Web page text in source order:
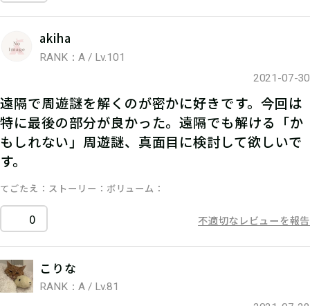
akiha
RANK：A / Lv.101
2021-07-30
遠隔で周遊謎を解くのが密かに好きです。今回は
特に最後の部分が良かった。遠隔でも解ける「か
もしれない」周遊謎、真面目に検討して欲しいで
す。
てごたえ ストーリー ボリューム
0 不適切なレビューを報告
こりな
RANK：A / Lv.81